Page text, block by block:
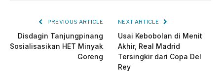
PREVIOUS ARTICLE
Disdagin Tanjungpinang
Sosialisasikan HET Minyak
Goreng
NEXT ARTICLE
Usai Kebobolan di Menit
Akhir, Real Madrid
Tersingkir dari Copa Del
Rey